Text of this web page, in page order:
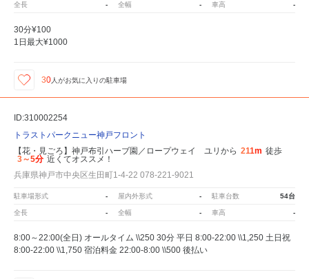
全長 - 全幅 - 車高 -
30分¥100
1日最大¥1000
30人がお気に入りの駐車場
ID:310002254
トラストパークニュー神戸フロント
【花・見ごろ】神戸布引ハーブ園／ロープウェイ ユリから 211m 徒歩
3～5分 近くてオススメ！
兵庫県神戸市中央区生田町1-4-22 078-221-9021
駐車場形式 - 屋内外形式 - 駐車台数 54台
全長 - 全幅 - 車高 -
8:00～22:00(全日) オールタイム \\250 30分 平日 8:00-22:00 \\1,250 土日祝
8:00-22:00 \\1,750 宿泊料金 22:00-8:00 \\500 後払い